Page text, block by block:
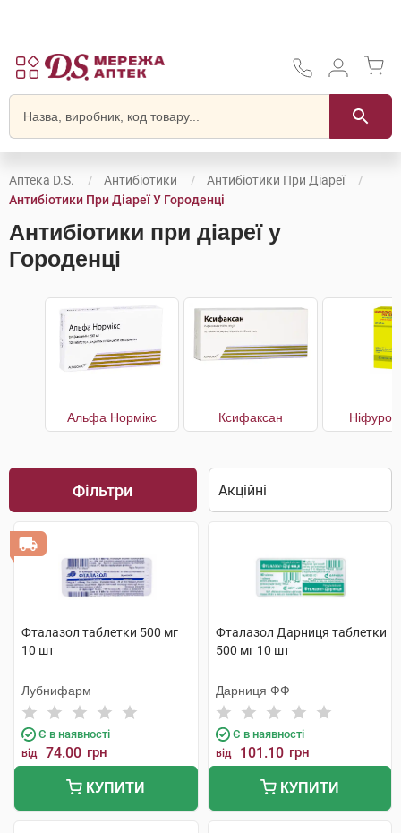
Аптека D.S. Антибіотики
Антибіотики При Діареї
Антибіотики При Діареї У Городенці
Антибіотики при діареї у
Городенці
Альфа Нормікс Ксифаксан
Фільтри
Фталазол таблетки 500 мг
10 шт
Лубнифарм
Є в наявності
від 74.00 грн
КУПИТИ
Фталазол Дарниця таблетки
500 мг 10 шт
Дарниця ФФ
Є в наявності
від 101.10 грн
КУПИТИ